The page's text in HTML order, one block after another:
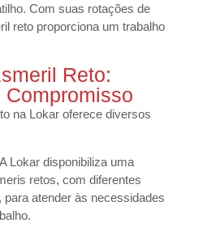
Com suas rotações de
reto proporciona um trabalho
Reto:
na Lokar oferece diversos
Lokar disponibiliza uma
retos, com diferentes
atender às necessidades